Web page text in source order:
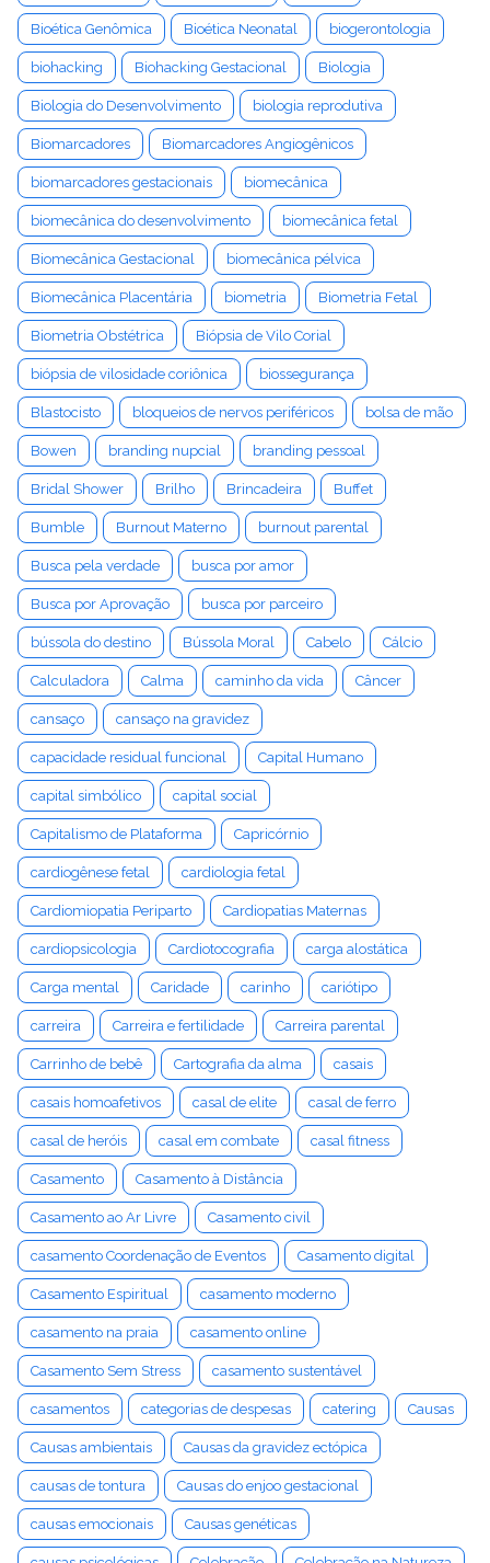
Bioética Genômica Bioética Neonatal biogerontologia
biohacking Biohacking Gestacional Biologia
Biologia do Desenvolvimento biologia reprodutiva
Biomarcadores Biomarcadores Angiogênicos
biomarcadores gestacionais biomecânica
biomecânica do desenvolvimento biomecânica fetal
Biomecânica Gestacional biomecânica pélvica
Biomecânica Placentária biometria Biometria Fetal
Biometria Obstétrica Biópsia de Vilo Corial
biópsia de vilosidade coriônica biossegurança
Blastocisto bloqueios de nervos periféricos bolsa de mão
Bowen branding nupcial branding pessoal
Bridal Shower Brilho Brincadeira Buffet
Bumble Burnout Materno burnout parental
Busca pela verdade busca por amor
Busca por Aprovação busca por parceiro
bússola do destino Bússola Moral Cabelo Cálcio
Calculadora Calma caminho da vida Câncer
cansaço cansaço na gravidez
capacidade residual funcional Capital Humano
capital simbólico capital social
Capitalismo de Plataforma Capricórnio
cardiogênese fetal cardiologia fetal
Cardiomiopatia Periparto Cardiopatias Maternas
cardiopsicologia Cardiotocografia carga alostática
Carga mental Caridade carinho cariótipo
carreira Carreira e fertilidade Carreira parental
Carrinho de bebê Cartografia da alma casais
casais homoafetivos casal de elite casal de ferro
casal de heróis casal em combate casal fitness
Casamento Casamento à Distância
Casamento ao Ar Livre Casamento civil
casamento Coordenação de Eventos Casamento digital
Casamento Espiritual casamento moderno
casamento na praia casamento online
Casamento Sem Stress casamento sustentável
casamentos categorias de despesas catering Causas
Causas ambientais Causas da gravidez ectópica
causas de tontura Causas do enjoo gestacional
causas emocionais Causas genéticas